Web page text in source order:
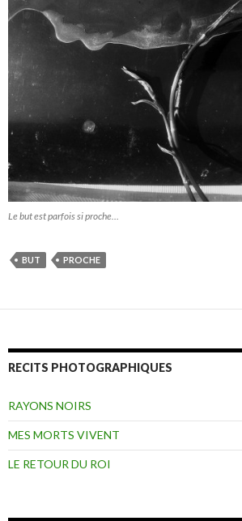
Le but est parfois si proche…
BUT PROCHE
RECITS PHOTOGRAPHIQUES
RAYONS NOIRS
MES MORTS VIVENT
LE RETOUR DU ROI